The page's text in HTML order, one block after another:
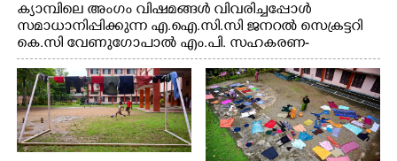
ക്യാമ്പിലെ അംഗം വിഷമങ്ങൾ വിവരിച്ചപ്പോൾ
സമാധാനിപ്പിക്കുന്ന എ.ഐ.സി.സി ജനറൽ സെക്രട്ടറി
കെ.സി വേണുഗോപാൽ എം.പി. സഹകരണ-
എക്സൈസ് വകുപ്പ് മന്ത്രി എം. ലിജു, എന്നിവർ